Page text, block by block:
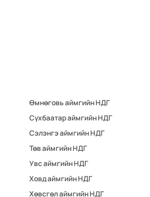
Өмнөговь аймгийн НДГ
Сүхбаатар аймгийн НДГ
Сэлэнгэ аймгийн НДГ
Төв аймгийн НДГ
Увс аймгийн НДГ
Ховд аймгийн НДГ
Хөвсгөл аймгийн НДГ